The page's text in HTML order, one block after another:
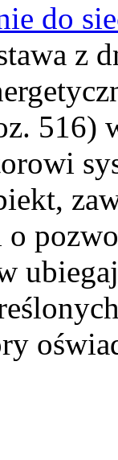
do
z
516)
o